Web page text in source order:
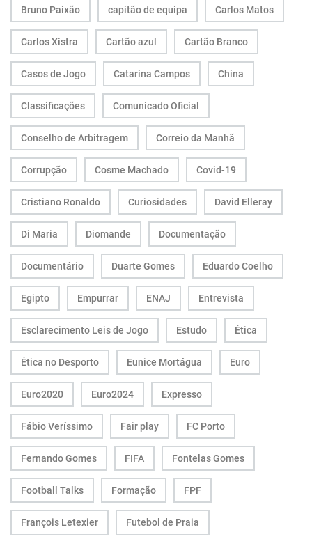
Bruno Paixão capitão de equipa Carlos Matos
Carlos Xistra Cartão azul Cartão Branco
Casos de Jogo Catarina Campos China
Classificações Comunicado Oficial
Conselho de Arbitragem Correio da Manhã
Corrupção Cosme Machado Covid-19
Cristiano Ronaldo Curiosidades David Elleray
Di Maria Diomande Documentação
Documentário Duarte Gomes Eduardo Coelho
Egipto Empurrar ENAJ Entrevista
Esclarecimento Leis de Jogo Estudo Ética
Ética no Desporto Eunice Mortágua Euro
Euro2020 Euro2024 Expresso
Fábio Veríssimo Fair play FC Porto
Fernando Gomes FIFA Fontelas Gomes
Football Talks Formação FPF
François Letexier Futebol de Praia